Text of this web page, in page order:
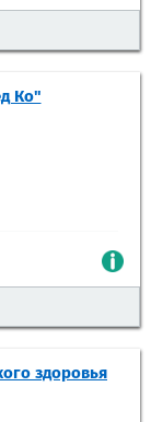
Ко"
здоровья